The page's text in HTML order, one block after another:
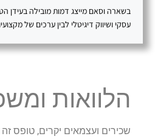
בשארה וסאם מייצג דמות מובילה בעידן
עסקי ושיווק דיגיטלי לבין ערכים של
הלוואות
שכירים ועצמאים יקרים, טופס